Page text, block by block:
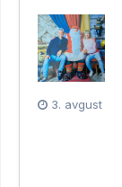
3. avgust